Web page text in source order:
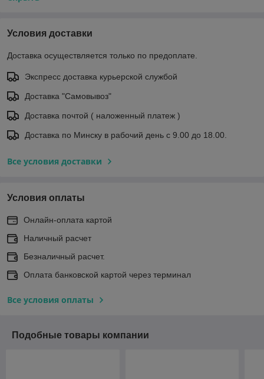
Условия доставки
Доставка осуществляется только по предоплате.
Экспресс доставка курьерской службой
Доставка "Самовывоз"
Доставка почтой ( наложенный платеж )
Доставка по Минску в рабочий день с 9.00 до 18.00.
Все условия доставки
Условия оплаты
Онлайн-оплата картой
Наличный расчет
Безналичный расчет.
Оплата банковской картой через терминал
Все условия оплаты
Подобные товары компании